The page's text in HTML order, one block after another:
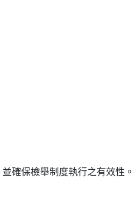
確保檢舉制度執行之有效性。